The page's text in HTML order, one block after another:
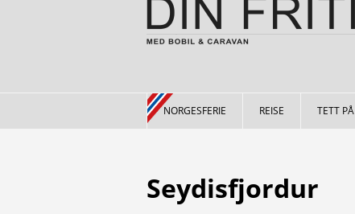
NORGESFERIE REISE TETT PÅ
Seydisfjordur